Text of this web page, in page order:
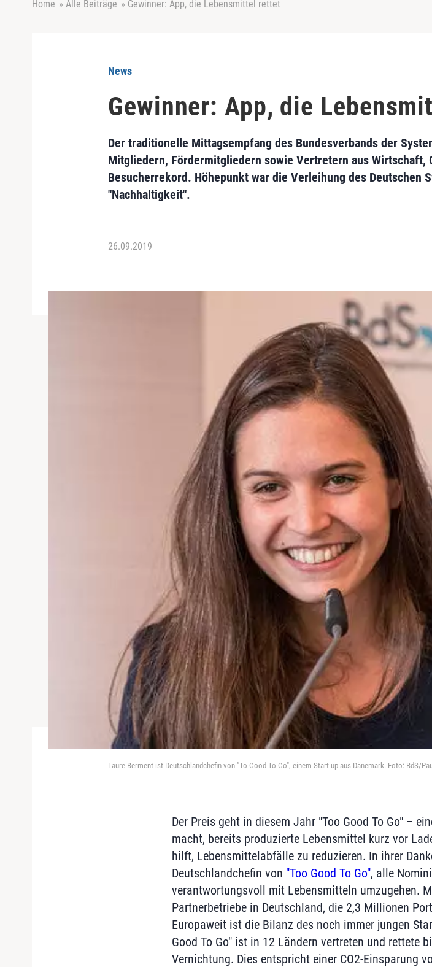
Home » Alle Beiträge » Gewinner: App, die Lebensmittel rettet
News
Gewinner: App, die
Der traditionelle Mittagsempfang des Bundesverbands der
Mitgliedern, Fördermitgliedern sowie Vertretern aus Wirtschaft,
Besucherrekord. Höhepunkt war die Verleihung des Deutschen
"Nachhaltigkeit".
26.09.2019
Laure Berment ist Deutschlandchefin von "To Good To Go", einem Start up aus Dänemark. Foto: BdS/
-
Der Preis geht in diesem Jahr "Too Good To Go" –
macht, bereits produzierte Lebensmittel kurz vor
hilft, Lebensmittelabfälle zu reduzieren. In ihrer
Deutschlandchefin von "Too Good To Go", alle
verantwortungsvoll mit Lebensmitteln umzugehen.
Partnerbetriebe in Deutschland, die 2,3 Millionen
Europaweit ist die Bilanz des noch immer jungen
Good To Go" ist in 12 Ländern vertreten und rettete
Vernichtung. Dies entspricht einer CO2-Einsparung